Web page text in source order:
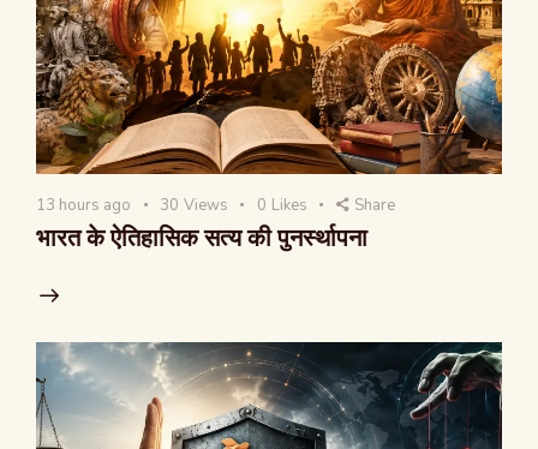
13 hours ago 30 Views 0 Likes Share
भारत के ऐतिहासिक सत्य की पुनर्स्थापना